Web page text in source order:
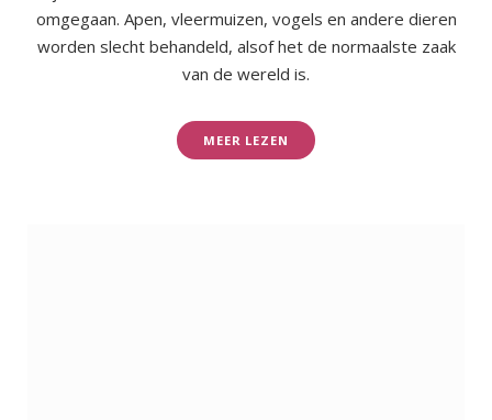
omgegaan. Apen, vleermuizen, vogels en andere dieren
worden slecht behandeld, alsof het de normaalste zaak
van de wereld is.
MEER LEZEN